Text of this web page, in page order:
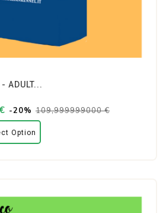
ADULT...
-20% 109,999999000 €
Option